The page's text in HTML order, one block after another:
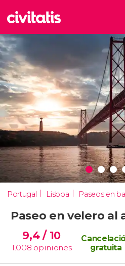
Portugal Lisboa
Paseo en velero al
9,4/ 10
1.008 opiniones
gratuita